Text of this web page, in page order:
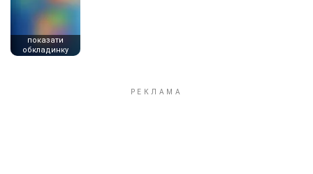
показати
обкладинку